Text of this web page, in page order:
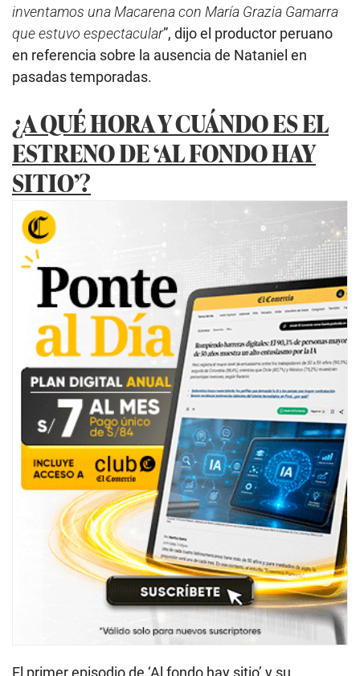
inventamos una Macarena con María Grazia Gamarra
que estuvo espectacular”, dijo el productor peruano
en referencia sobre la ausencia de Nataniel en
pasadas temporadas.
¿A QUÉ HORA Y CUÁNDO ES EL
ESTRENO DE ‘AL FONDO HAY
SITIO’?
El primer episodio de ‘Al fondo hay sitio’ y su